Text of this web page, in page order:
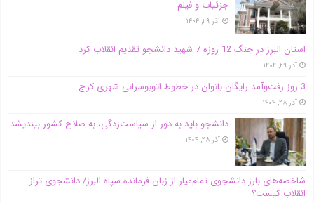
جزئیات و فیلم
آذر ۲۹, ۱۴۰۴
استان البرز در جنگ 12 روزه 7 شهید دانشجو تقدیم انقلاب کرد
آذر ۲۹, ۱۴۰۴
3 روز رفت‌وآمد رایگان بانوان در خطوط اتوبوسرانی شهری کرج
آذر ۲۸, ۱۴۰۴
دانشجو باید به دور از سیاست‌زدگی، به صلاح کشور بیندیشد
آذر ۲۸, ۱۴۰۴
شاخصه‌های بارز دانشجوی تمام‌عیار از زبان فرمانده سپاه البرز/ دانشجوی تراز
انقلاب کیست؟